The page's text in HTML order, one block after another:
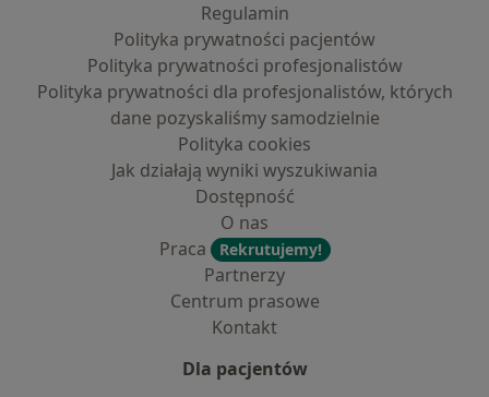
Regulamin
Polityka prywatności pacjentów
Polityka prywatności profesjonalistów
Polityka prywatności dla profesjonalistów, których
dane pozyskaliśmy samodzielnie
Polityka cookies
Jak działają wyniki wyszukiwania
Dostępność
O nas
Praca
Rekrutujemy!
Partnerzy
Centrum prasowe
Kontakt
Dla pacjentów